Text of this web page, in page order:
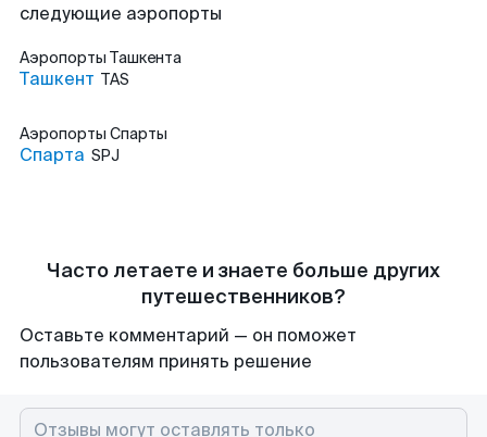
следующие аэропорты
Аэропорты Ташкента
Ташкент TAS
Аэропорты Спарты
Спарта SPJ
Часто летаете и знаете больше других
путешественников?
Оставьте комментарий — он поможет
пользователям принять решение